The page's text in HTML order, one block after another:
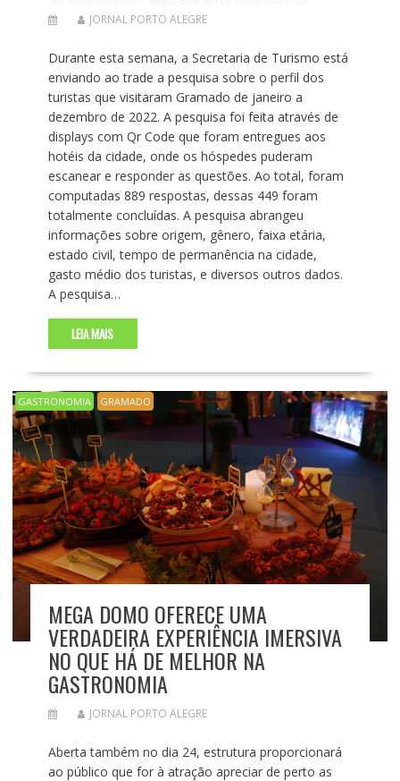
JORNAL PORTO ALEGRE
Durante esta semana, a Secretaria de Turismo está
enviando ao trade a pesquisa sobre o perfil dos
turistas que visitaram Gramado de janeiro a
dezembro de 2022. A pesquisa foi feita através de
displays com Qr Code que foram entregues aos
hotéis da cidade, onde os hóspedes puderam
escanear e responder as questões. Ao total, foram
computadas 889 respostas, dessas 449 foram
totalmente concluídas. A pesquisa abrangeu
informações sobre origem, gênero, faixa etária,
estado civil, tempo de permanência na cidade,
gasto médio dos turistas, e diversos outros dados.
A pesquisa…
LEIA MAIS
GASTRONOMIA GRAMADO
MEGA DOMO OFERECE UMA
VERDADEIRA EXPERIÊNCIA IMERSIVA
NO QUE HÁ DE MELHOR NA
GASTRONOMIA
JORNAL PORTO ALEGRE
Aberta também no dia 24, estrutura proporcionará
ao público que for à atração apreciar de perto as